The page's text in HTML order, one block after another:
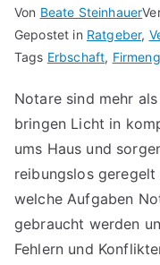
Von Beate Steinhauer
Gepostet in Ratgeber,
Tags Erbschaft,
Notare sind mehr
bringen Licht in
ums Haus und
reibungslos
welche Aufgaben
gebraucht werden
Fehlern und